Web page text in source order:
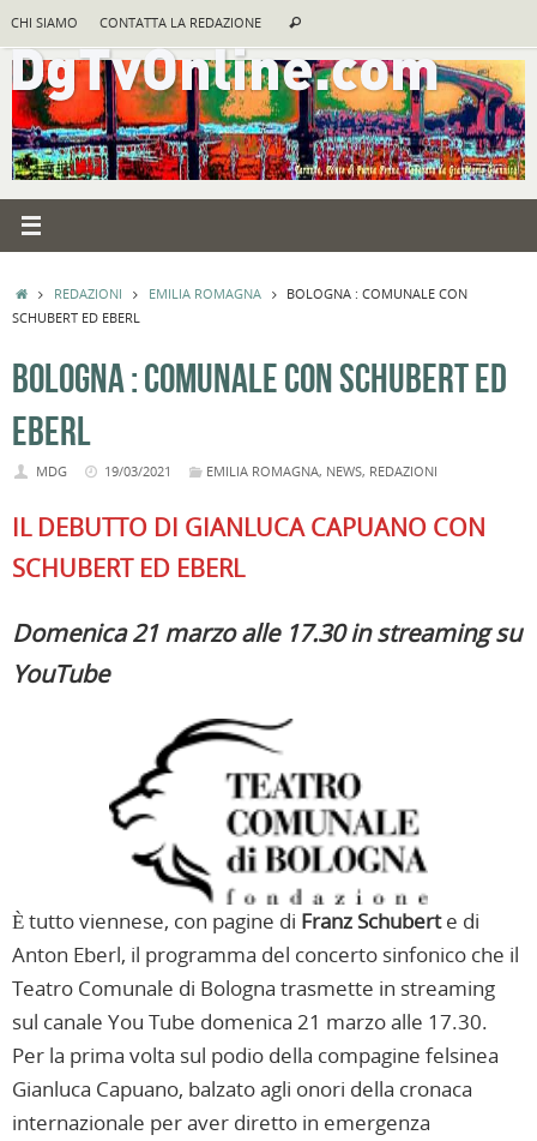
contenuto
CHI SIAMO CONTATTA LA REDAZIONE Cerca
HOMEREDAZIONI EMILIA ROMAGNA
BOLOGNA : COMUNALE CON
SCHUBERT ED EBERL
BOLOGNA : COMUNALE CON SCHUBERT ED
EBERL
MDG 19/03/2021 EMILIA ROMAGNA, NEWS, REDAZIONI
IL DEBUTTO DI GIANLUCA CAPUANO CON
SCHUBERT ED EBERL
Domenica 21 marzo alle 17.30 in streaming su
YouTube
È tutto viennese, con pagine di Franz Schuberte di
Anton Eberl, il programma del concerto sinfonico che il
Teatro Comunale di Bologna trasmette in streaming
sul canale You Tube domenica 21 marzo alle 17.30.
Per la prima volta sul podio della compagine felsinea
Gianluca Capuano, balzato agli onori della cronaca
internazionale per aver diretto in emergenza